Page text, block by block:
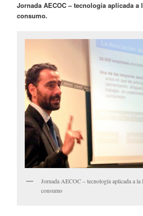
Jornada AECOC – tecnología aplicada
consumo.
Jornada AECOC – tecnología aplicada a la
consumo